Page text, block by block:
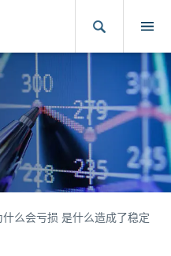
什么会亏损 是什么造成了稳定